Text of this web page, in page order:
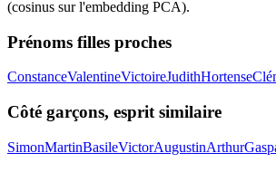
(cosinus sur l'embedding PCA).
Prénoms filles proches
ConstanceValentineVictoireJudithHortense
Côté garçons, esprit similaire
SimonMartinBasileVictorAugustinArthur